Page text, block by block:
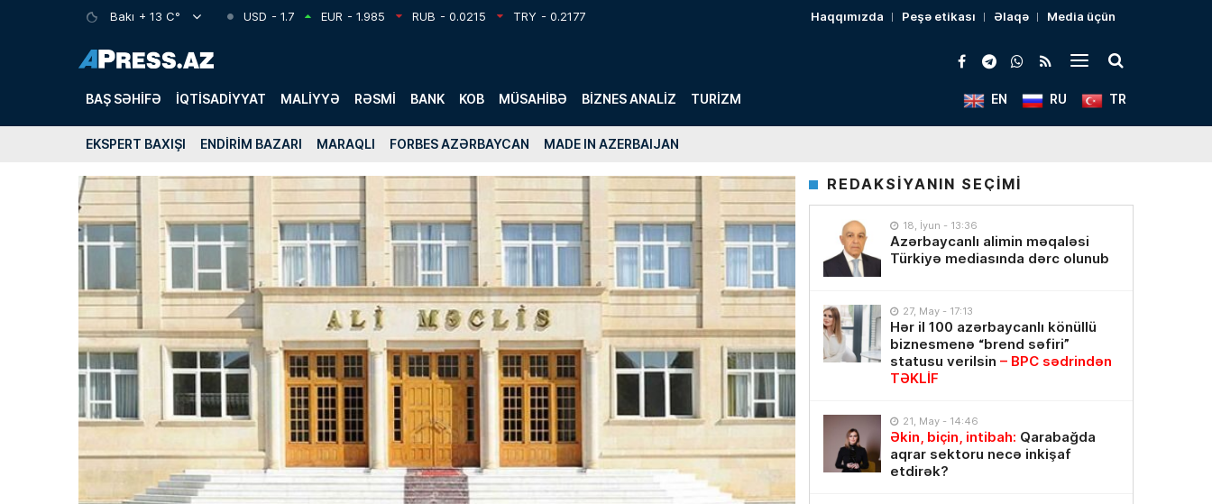
Bakı + 13 C° USD - 1.7 EUR - 1.985 RUB - 0.0215 TRY - 0.2177 Haqqımızda Peşə etikası Əlaqə Media üçün
BAŞ SƏHIFƏ İQTISADIYYAT MALIYYƏ RƏSMI BANK KOB MÜSAHIBƏ BIZNES ANALIZ TURIZM TR
RU
EN
EKSPERT BAXIŞI ENDIRIM BAZARI MARAQLI FORBES AZƏRBAYCAN MADE IN AZERBAIJAN
REDAKSİYANIN SEÇİMİ
18, İyun - 13:36
Azərbaycanlı alimin məqaləsi
Türkiyə mediasında dərc olunub
27, May - 17:13
Hər il 100 azərbaycanlı könüllü
biznesmenə “brend səfiri”
statusu verilsin – BPC sədrindən
TƏKLİF
21, May - 14:46
Əkin, biçin, intibah: Qarabağda
aqrar sektoru necə inkişaf
etdirək?